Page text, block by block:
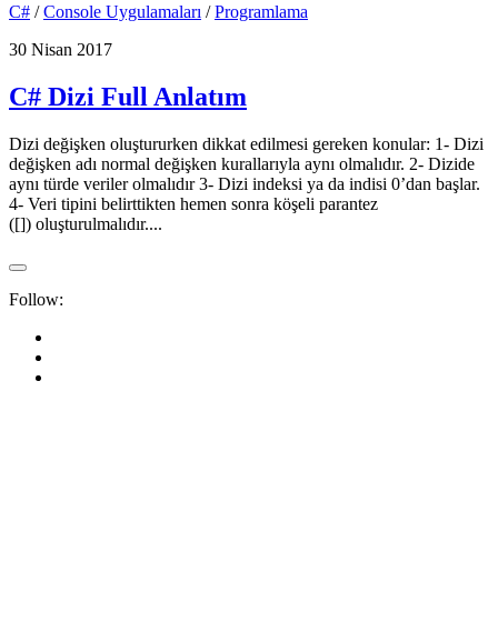
C# /Console Uygulamaları /Programlama
30 Nisan 2017
C# Dizi Full Anlatım
Dizi değişken oluştururken dikkat edilmesi gereken konular: 1- Dizi
değişken adı normal değişken kurallarıyla aynı olmalıdır. 2- Dizide
aynı türde veriler olmalıdır 3- Dizi indeksi ya da indisi 0’dan başlar.
4- Veri tipini belirttikten hemen sonra köşeli parantez
([]) oluşturulmalıdır....
Follow: